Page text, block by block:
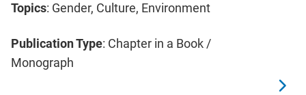
Topics: Gender, Culture, Environment
Publication Type: Chapter in a Book /
Monograph